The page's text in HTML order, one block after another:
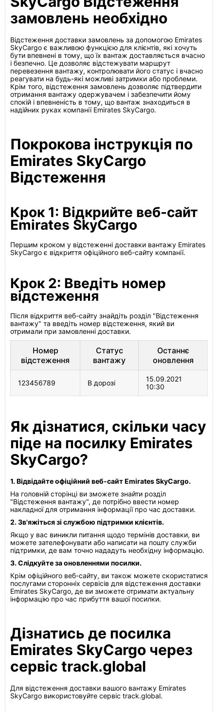
замовлень необхідно
Відстеження доставки замовлень за допомогою Emirates
SkyCargo є важливою функцією для клієнтів, які хочуть
бути впевнені в тому, що їх вантаж доставляється вчасно
і безпечно. Це дозволяє відстежувати маршрут
перевезення вантажу, контролювати його статус і вчасно
реагувати на будь-які можливі затримки або проблеми.
Крім того, відстеження замовлень дозволяє підтвердити
отримання вантажу одержувачем і забезпечити йому
спокій і впевненість в тому, що вантаж знаходиться в
надійних руках компанії Emirates SkyCargo.
Покрокова інструкція по
Emirates SkyCargo
Відстеження
Крок 1: Відкрийте веб-сайт
Emirates SkyCargo
Першим кроком у відстеженні доставки вантажу Emirates
SkyCargo є відкриття офіційного веб-сайту компанії.
Крок 2: Введіть номер
відстеження
Після відкриття веб-сайту знайдіть розділ "Відстеження
вантажу" та введіть номер відстеження, який ви
отримали при замовленні доставки.
Номер
відстеження
Статус
вантажу
Останнє
оновлення
123456789 В дорозі
15.09.2021
10:30
Як дізнатися, скільки часу
піде на посилку Emirates
SkyCargo?
1. Відвідайте офіційний веб-сайт Emirates SkyCargo.
На головній сторінці ви зможете знайти розділ
"Відстеження вантажу", де потрібно ввести номер
накладної для отримання інформації про час доставки.
2. Зв'яжіться зі службою підтримки клієнтів.
Якщо у вас виникли питання щодо термінів доставки, ви
можете зателефонувати або написати на пошту служби
підтримки, де вам точно нададуть необхідну інформацію.
3. Слідкуйте за оновленнями посилки.
Крім офіційного веб-сайту, ви також можете скористатися
послугами сторонніх сервісів для відстеження доставки
Emirates SkyCargo, де ви зможете отримати актуальну
інформацію про час прибуття вашої посилки.
Дізнатись де посилка
Emirates SkyCargo через
сервіс track.global
Для відстеження доставки вашого вантажу Emirates
SkyCargo використовуйте сервіс track.global.